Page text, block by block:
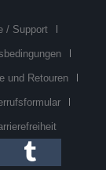
/ Support
und Retouren